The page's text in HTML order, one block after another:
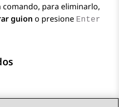
comando, para eliminarlo,
guion o presione Enter